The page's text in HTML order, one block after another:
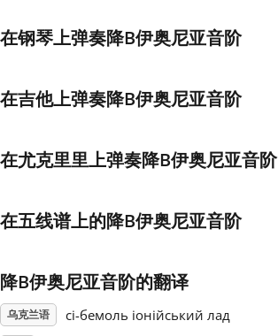
Português
在钢琴上弹奏降B伊奥尼亚音阶
在吉他上弹奏降B伊奥尼亚音阶
在尤克里里上弹奏降B伊奥尼亚音阶
在五线谱上的降B伊奥尼亚音阶
降B伊奥尼亚音阶的翻译
乌克兰语 сі-бемоль іонійський лад